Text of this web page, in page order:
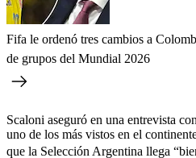
Fifa le ordenó tres cambios a
de grupos del Mundial 2026
Scaloni aseguró en una entrevista
uno de los más vistos en el
que la Selección Argentina llega